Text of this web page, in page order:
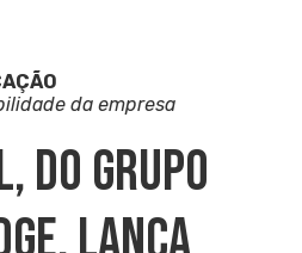
da empresa
Do Grupo